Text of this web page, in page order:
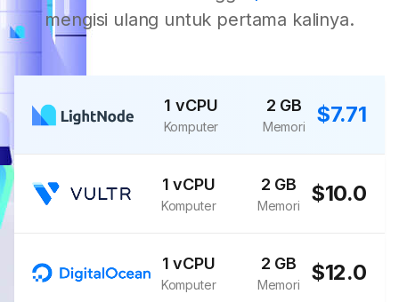
mengisi ulang untuk pertama kalinya.
1 vCPU
Komputer
2 GB
Memori $7.71
1 vCPU
Komputer
2 GB
Memori $10.0
1 vCPU
Komputer
2 GB
Memori $12.0